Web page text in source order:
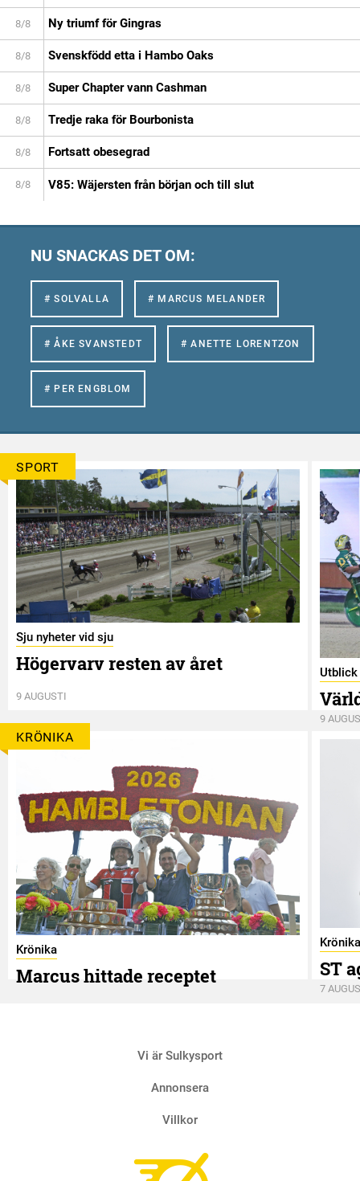
8/8 Ny triumf för Gingras
8/8 Svenskfödd etta i Hambo Oaks
8/8 Super Chapter vann Cashman
8/8 Tredje raka för Bourbonista
8/8 Fortsatt obesegrad
8/8 V85: Wäjersten från början och till slut
NU SNACKAS DET OM:
# SOLVALLA # MARCUS MELANDER
# ÅKE SVANSTEDT # ANETTE LORENTZON
# PER ENGBLOM
SPORT
Sju nyheter vid sju
Högervarv resten av året
9 AUGUSTI
Utblick
9
KRÖNIKA
Krönika
Marcus hittade receptet
Krönika
ST
7
Vi är Sulkysport
Annonsera
Villkor